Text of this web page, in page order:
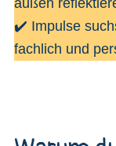
außen
✔️ Impulse
fachlich und